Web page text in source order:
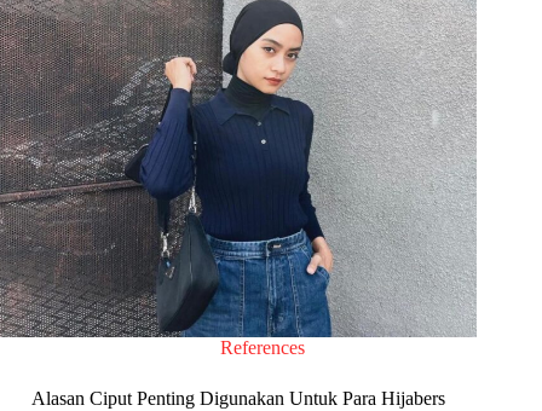
References
Alasan Ciput Penting Digunakan Untuk Para Hijabers